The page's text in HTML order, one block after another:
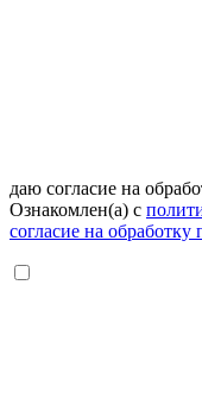
даю согласие на
Ознакомлен(а) с
согласие на